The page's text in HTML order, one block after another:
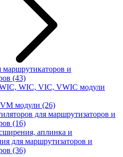
маршрутикаторов и
(43)
WIC, VIC, VWIC модули
модули (26)
для маршрутизаторов и
(16)
аплинка и
для маршрутизаторов и
(36)